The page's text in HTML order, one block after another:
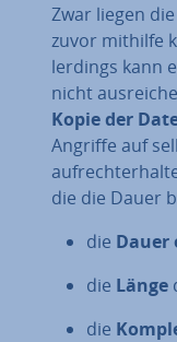
Zwar liegen
zuvor mithilfe
ler­dings kann
nicht
Kopie der
Angriffe auf
die die Dauer
die Dauer
die Länge
die